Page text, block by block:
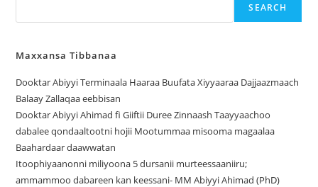
SEARCH
Maxxansa Tibbanaa
Dooktar Abiyyi Terminaala Haaraa Buufata Xiyyaaraa Dajjaazmaach
Balaay Zallaqaa eebbisan
Dooktar Abiyyi Ahimad fi Giiftii Duree Zinnaash Taayyaachoo
dabalee qondaaltootni hojii Mootummaa misooma magaalaa
Baahardaar daawwatan
Itoophiyaanonni miliyoona 5 dursanii murteessaaniiru;
ammammoo dabareen kan keessani- MM Abiyyi Ahimad (PhD)